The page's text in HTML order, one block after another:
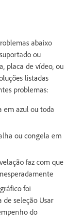
abaixo
ou
placa de vídeo, ou
listadas
problemas:
em azul ou toda
ou congela em
faz com que
foi
de seleção Usar
do